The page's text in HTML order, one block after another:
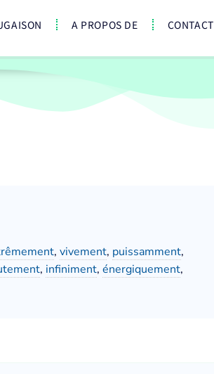
A PROPOS DE CONTACT
, vivement, puissamment,
, infiniment, énergiquement,